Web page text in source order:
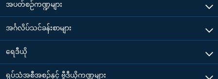
အပတ်စဉ်ကဏ္ဍများ
အင်္ဂလိပ်သင်ခန်းစာများ
ရေဒီယို
ရုပ်သံအစီအစဉ်နှင့် ဗွီဒီယိုကဏ္ဍများ